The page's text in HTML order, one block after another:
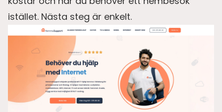
istället. Nästa steg är enkelt.